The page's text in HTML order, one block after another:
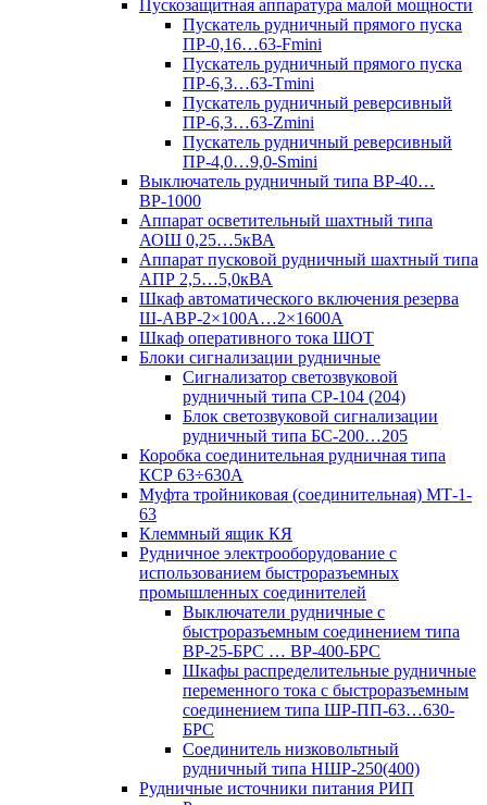
Пускозащитная аппаратура малой мощности
Пускатель рудничный прямого пуска
ПР-0,16…63-Fmini
Пускатель рудничный прямого пуска
ПР-6,3…63-Tmini
Пускатель рудничный реверсивный
ПР-6,3…63-Zmini
Пускатель рудничный реверсивный
ПР-4,0…9,0-Smini
Выключатель рудничный типа ВР-40…
ВР-1000
Аппарат осветительный шахтный типа
АОШ 0,25…5кВА
Аппарат пусковой рудничный шахтный типа
АПР 2,5…5,0кВА
Шкаф автоматического включения резерва
Ш-АВР-2×100А…2×1600А
Шкаф оперативного тока ШОТ
Блоки сигнализации рудничные
Сигнализатор светозвуковой
рудничный типа СР-104 (204)
Блок светозвуковой сигнализации
рудничный типа БС-200…205
Коробка соединительная рудничная типа
КСР 63÷630А
Муфта тройниковая (соединительная) МТ-1-
63
Клеммный ящик КЯ
Рудничное электрооборудование с
использованием быстроразъемных
промышленных соединителей
Выключатели рудничные с
быстроразъемным соединением типа
ВР-25-БРС … ВР-400-БРС
Шкафы распределительные рудничные
переменного тока с быстроразъемным
соединением типа ШР-ПП-63…630-
БРС
Соединитель низковольтный
рудничный типа НШР-250(400)
Рудничные источники питания РИП